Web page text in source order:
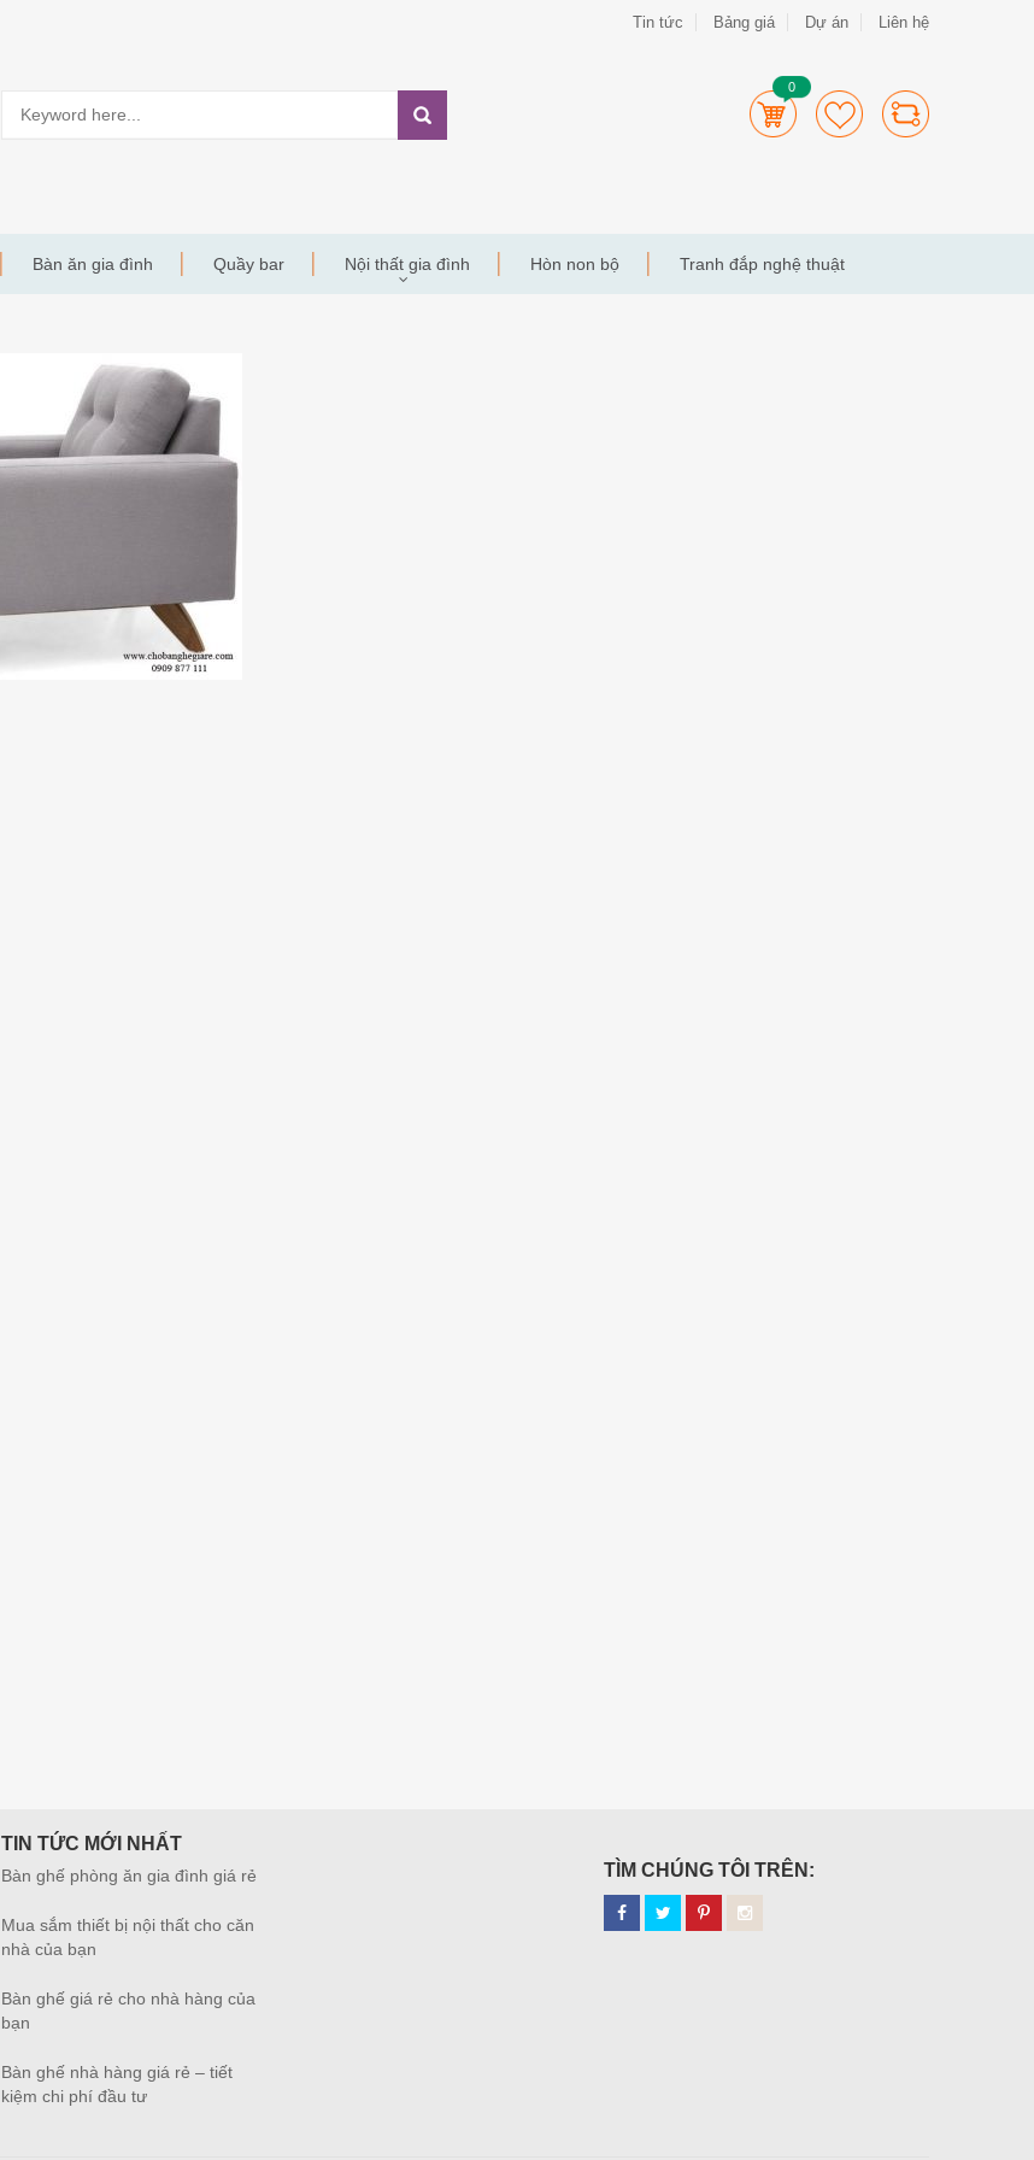
Tin tức Bảng giá Dự án Liên hệ
0
Bàn ăn gia đình Quầy bar Nội thất gia đình Hòn non bộ Tranh đắp nghệ thuật
TIN TỨC MỚI NHẤT
Bàn ghế phòng ăn gia đình giá rẻ
Mua sắm thiết bị nội thất cho căn
nhà của bạn
Bàn ghế giá rẻ cho nhà hàng của
bạn
Bàn ghế nhà hàng giá rẻ – tiết
kiệm chi phí đầu tư
TÌM CHÚNG TÔI TRÊN: